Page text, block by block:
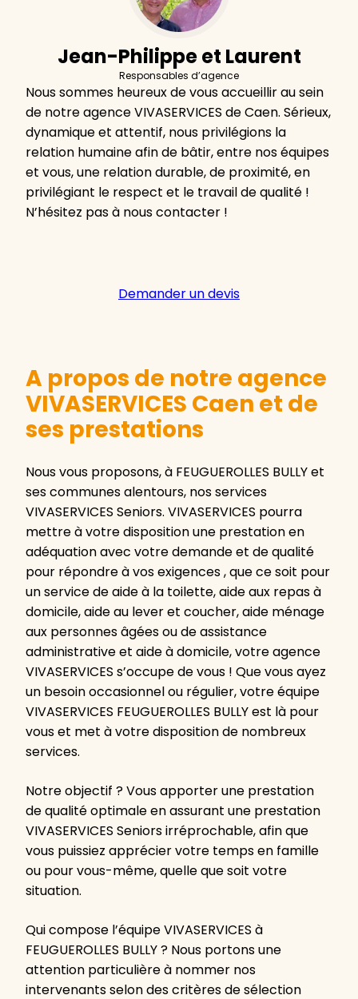
Jean-Philippe et Laurent
Responsables d’agence
Nous sommes heureux de vous accueillir au sein
de notre agence VIVASERVICES de Caen. Sérieux,
dynamique et attentif, nous privilégions la
relation humaine afin de bâtir, entre nos équipes
et vous, une relation durable, de proximité, en
privilégiant le respect et le travail de qualité !
N’hésitez pas à nous contacter !
Demander un devis
A propos de notre agence
VIVASERVICES Caen et de
ses prestations
Nous vous proposons, à FEUGUEROLLES BULLY et
ses communes alentours, nos services
VIVASERVICES Seniors. VIVASERVICES pourra
mettre à votre disposition une prestation en
adéquation avec votre demande et de qualité
pour répondre à vos exigences , que ce soit pour
un service de aide à la toilette, aide aux repas à
domicile, aide au lever et coucher, aide ménage
aux personnes âgées ou de assistance
administrative et aide à domicile, votre agence
VIVASERVICES s’occupe de vous ! Que vous ayez
un besoin occasionnel ou régulier, votre équipe
VIVASERVICES FEUGUEROLLES BULLY est là pour
vous et met à votre disposition de nombreux
services.
Notre objectif ? Vous apporter une prestation
de qualité optimale en assurant une prestation
VIVASERVICES Seniors irréprochable, afin que
vous puissiez apprécier votre temps en famille
ou pour vous-même, quelle que soit votre
situation.
Qui compose l’équipe VIVASERVICES à
FEUGUEROLLES BULLY ? Nous portons une
attention particulière à nommer nos
intervenants selon des critères de sélection